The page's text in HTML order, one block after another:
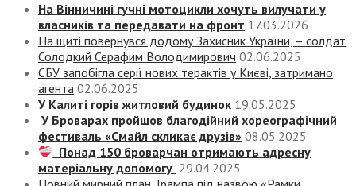
На Вінничині гучні мотоцикли хочуть вилучати у
власників та передавати на фронт 17.03.2026
На щиті повернувся додому Захисник України, – солдат
Солодкий Серафим Володимирович 02.06.2025
СБУ запобігла серії нових терактів у Києві, затримано
агента 02.06.2025
У Калиті горів житловий будинок 19.05.2025
У Броварах пройшов благодійний хореографічний
фестиваль «Смайл скликає друзів» 08.05.2025
Понад 150 броварчан отримають адресну
матеріальну допомогу 29.04.2025